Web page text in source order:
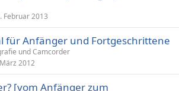
Februar 2013
für Anfänger und Fortgeschrittene
und Camcorder
2012
[vom Anfänger zum